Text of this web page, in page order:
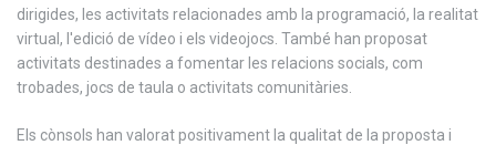
dirigides, les activitats relacionades amb la programació, la realitat
virtual, l'edició de vídeo i els videojocs. També han proposat
activitats destinades a fomentar les relacions socials, com
trobades, jocs de taula o activitats comunitàries.
Els cònsols han valorat positivament la qualitat de la proposta i